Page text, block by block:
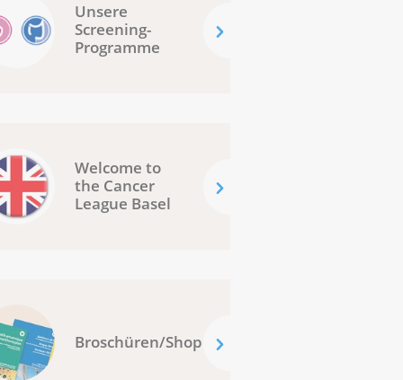
Unsere
Screening-
Programme
Welcome to
the Cancer
League Basel
Broschüren/Shop